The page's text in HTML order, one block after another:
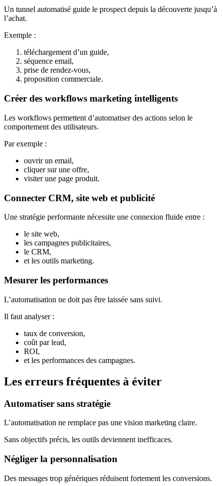
Un tunnel automatisé guide le prospect depuis la découverte jusqu’à
l’achat.
Exemple :
téléchargement d’un guide,
séquence email,
prise de rendez-vous,
proposition commerciale.
Créer des workflows marketing intelligents
Les workflows permettent d’automatiser des actions selon le
comportement des utilisateurs.
Par exemple :
ouvrir un email,
cliquer sur une offre,
visiter une page produit.
Connecter CRM, site web et publicité
Une stratégie performante nécessite une connexion fluide entre :
le site web,
les campagnes publicitaires,
le CRM,
et les outils marketing.
Mesurer les performances
L’automatisation ne doit pas être laissée sans suivi.
Il faut analyser :
taux de conversion,
coût par lead,
ROI,
et les performances des campagnes.
Les erreurs fréquentes à éviter
Automatiser sans stratégie
L’automatisation ne remplace pas une vision marketing claire.
Sans objectifs précis, les outils deviennent inefficaces.
Négliger la personnalisation
Des messages trop génériques réduisent fortement les conversions.